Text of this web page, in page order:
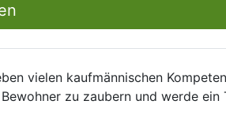
vielen kaufmännischen
zu zaubern und werde ein